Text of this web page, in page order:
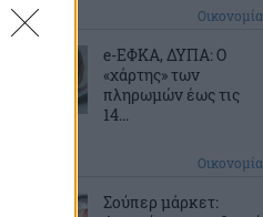
πριν Οικονομία
e-ΕΦΚΑ, ΔΥΠΑ: Ο
«χάρτης» των
πληρωμών έως τις
14...
Οικονομία
Σούπερ μάρκετ: